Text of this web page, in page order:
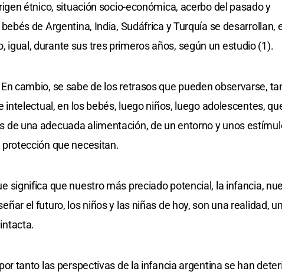
étnico, situación socio-económica, acerbo del pasado y
de Argentina, India, Sudáfrica y Turquía se desarrollan,
igual, durante sus tres primeros años, según un estudio (1).
cambio, se sabe de los retrasos que pueden observarse,
intelectual, en los bebés, luego niños, luego adolescentes,
de una adecuada alimentación, de un entorno y unos
que necesitan.
significa que nuestro más preciado potencial, la infancia,
el futuro, los niños y las niñas de hoy, son una realidad,
tanto las perspectivas de la infancia argentina se han